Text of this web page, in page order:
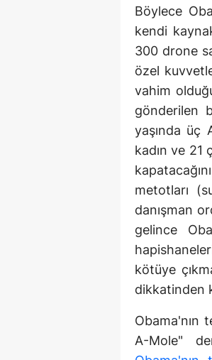
Böylece
kendi
300 drone
özel
vahim
gönderilen
yaşında üç
kadın ve 21
metotları
danışman
gelince
kötüye
dikkatinden
Obama'nın
A-Mole"